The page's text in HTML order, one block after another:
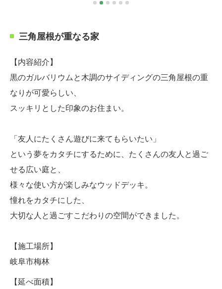
三角屋根が重なる家
【内容紹介】
黒のガルバリウムと木調のサイディングの三角屋根の重
なりが可愛らしい、
スッキリとした印象のお住まい。
「友人にたくさん遊びに来てもらいたい」
という夢をカタチにするために、たくさんの友人と過ご
せる広い庭と、
様々な使い方が楽しみなウッドデッキ。
憧れをカタチにした、
大切な人と過ごすこだわりの空間ができました。
【施工場所】
岐阜市梅林
【延べ面積】